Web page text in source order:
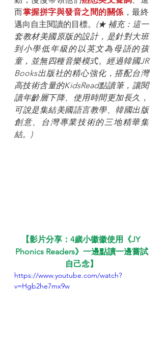
而掌握拼字與發音之間的關係，最終
邁向自主閱讀的目標。 (★ 補充：這一
套教材美國原版的設計，是針對大班
到小學低年級的以英文為母語的孩
童，並無四種音樂模式。經過韓國JR
Books出版社的精心強化，搭配台灣
高技術含量的KidsRead點讀筆，讓閱
讀年齡層下降、使用時間更加長久，
可說是集結美國語言教學、韓國出版
創意、台灣專業技術的三地精華集
結。)
【影片分享：4歲小徽徽使用《JY
Phonics Readers》一邊點讀一邊嘗試
自己念】
https://www.youtube.com/watch?
v=Hgb2he7mx9w